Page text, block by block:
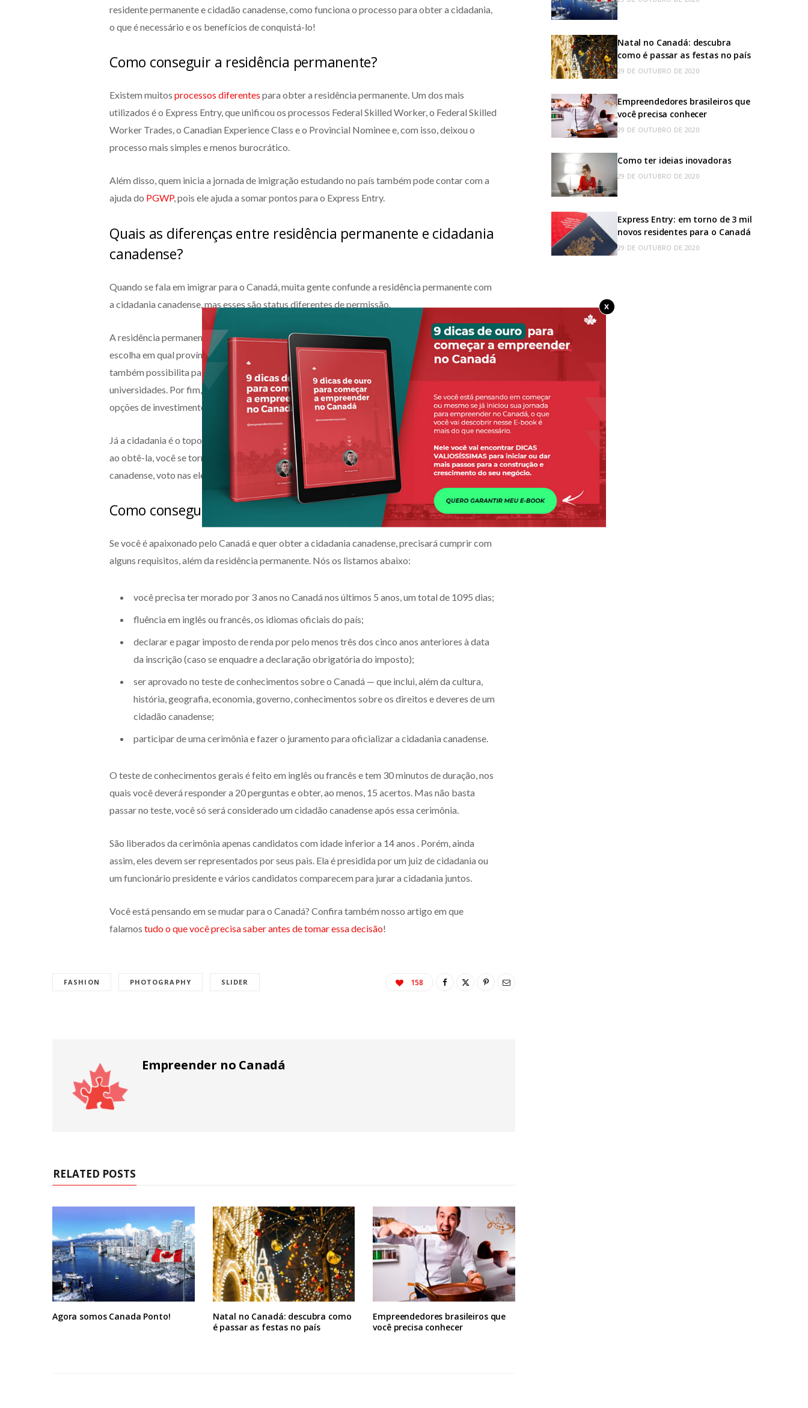
residente permanente e cidadão canadense, como funciona o processo para obter a cidadania,
o que é necessário e os benefícios de conquistá-lo!
Como conseguir a residência permanente?
Existem muitos processos diferentes para obter a residência permanente. Um dos mais
utilizados é o Express Entry, que unificou os processos Federal Skilled Worker, o Federal Skilled
Worker Trades, o Canadian Experience Class e o Provincial Nominee e, com isso, deixou o
processo mais simples e menos burocrático.
Além disso, quem inicia a jornada de imigração estudando no país também pode contar com a
ajuda do PGWP, pois ele ajuda a somar pontos para o Express Entry.
Quais as diferenças entre residência permanente e cidadania
canadense?
Quando se fala em imigrar para o Canadá, muita gente confunde a residência permanente com
a cidadania canadense, mas esses são status diferentes de permissão.
A residência permanente é obtida através do processo de imigração. Ela permite que a pessoa
escolha em qual província e cidade morar, trabalhar sem limite de horários. Além disso,
também possibilita pagar um tuition (uma espécie de taxa) mais barato em colleges e
universidades. Por fim, ela proporciona benefícios como plano de saúde provincial e mais
opções de investimentos bancários.
Já a cidadania é o topo da jornada de imigração, acima da residência permanente. Isso porque,
ao obtê-la, você se torna um cidadão canadense completo, com direito a passaporte
canadense, voto nas eleições e elegibilidade para cargos políticos.
Como conseguir a cidadania canadense?
Se você é apaixonado pelo Canadá e quer obter a cidadania canadense, precisará cumprir com
alguns requisitos, além da residência permanente. Nós os listamos abaixo:
você precisa ter morado por 3 anos no Canadá nos últimos 5 anos, um total de 1095 dias;
fluência em inglês ou francês, os idiomas oficiais do país;
declarar e pagar imposto de renda por pelo menos três dos cinco anos anteriores à data
da inscrição (caso se enquadre a declaração obrigatória do imposto);
ser aprovado no teste de conhecimentos sobre o Canadá — que inclui, além da cultura,
história, geografia, economia, governo, conhecimentos sobre os direitos e deveres de um
cidadão canadense;
participar de uma cerimônia e fazer o juramento para oficializar a cidadania canadense.
O teste de conhecimentos gerais é feito em inglês ou francês e tem 30 minutos de duração, nos
quais você deverá responder a 20 perguntas e obter, ao menos, 15 acertos. Mas não basta
passar no teste, você só será considerado um cidadão canadense após essa cerimônia.
São liberados da cerimônia apenas candidatos com idade inferior a 14 anos . Porém, ainda
assim, eles devem ser representados por seus pais. Ela é presidida por um juiz de cidadania ou
um funcionário presidente e vários candidatos comparecem para jurar a cidadania juntos.
Você está pensando em se mudar para o Canadá? Confira também nosso artigo em que
falamos tudo o que você precisa saber antes de tomar essa decisão!
FASHION PHOTOGRAPHY SLIDER 158
Empreender no Canadá
RELATED POSTS
Agora somos Canada Ponto!
Natal no Canadá: descubra como
é passar as festas no país
Empreendedores brasileiros que
você precisa conhecer
Natal no Canadá: descubra
como é passar as festas no país
29 DE OUTUBRO DE 2020
Empreendedores brasileiros que
você precisa conhecer
29 DE OUTUBRO DE 2020
Como ter ideias inovadoras
29 DE OUTUBRO DE 2020
Express Entry: em torno de 3 mil
novos residentes para o Canadá
29 DE OUTUBRO DE 2020
X